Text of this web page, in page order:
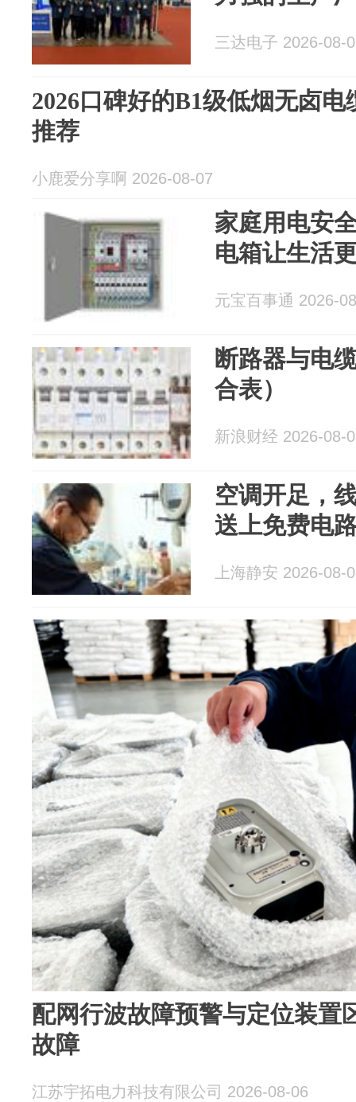
三达电子 2026-08-
2026口碑好的B1级低烟无卤
推荐
小鹿爱分享啊 2026-08-07
家庭用电安
电箱让生活
元宝百事通 2026-
断路器与电
合表）
新浪财经 2026-08-
空调开足，
送上免费电
上海静安 2026-08-
配网行波故障预警与定位装置
故障
江苏宇拓电力科技有限公司 2026-08-06